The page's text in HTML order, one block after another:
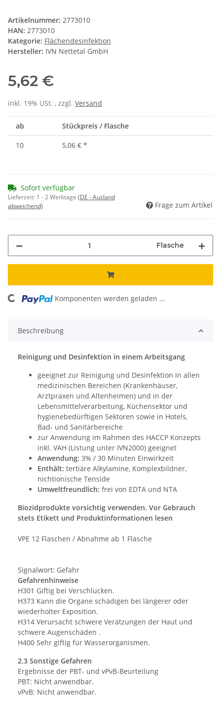
Artikelnummer: 2773010
HAN: 2773010
Kategorie: Flächendesinfektion
Hersteller: IVN Nettetal GmbH
5,62 €
inkl. 19% USt. , zzgl. Versand
ab Stückpreis / Flasche
10 5,06 € *
Sofort verfügbar
Lieferzeit: 1 - 2 Werktage (DE - Ausland
abweichend)
Frage zum Artikel
Flasche
Komponenten werden geladen ...
Beschreibung
Reinigung und Desinfektion in einem Arbeitsgang
geeignet zur Reinigung und Desinfektion in allen
medizinischen Bereichen (Krankenhäuser,
Arztpraxen und Altenheimen) und in der
Lebensmittelverarbeitung, Küchensektor und
hygienebedürftigen Sektoren sowie in Hotels,
Bad- und Sanitärbereiche
zur Anwendung im Rahmen des HACCP Konzepts
inkl. VAH (Listung unter IVN2000) geeignet
Anwendung: 3% / 30 Minuten Einwirkzeit
Enthält: tertiäre Alkylamine, Komplexbildner,
nichtionische Tenside
Umweltfreundlich: frei von EDTA und NTA
Biozidprodukte vorsichtig verwenden. Vor Gebrauch
stets Etikett und Produktinformationen lesen
VPE 12 Flaschen / Abnahme ab 1 Flasche
Signalwort: Gefahr
Gefahrenhinweise
H301 Giftig bei Verschlucken.
H373 Kann die Organe schädigen bei längerer oder
wiederholter Exposition.
H314 Verursacht schwere Verätzungen der Haut und
schwere Augenschäden .
H400 Sehr giftig für Wasserorganismen.
2.3 Sonstige Gefahren
Ergebnisse der PBT- und vPvB-Beurteilung
PBT: Nicht anwendbar.
vPvB: Nicht anwendbar.